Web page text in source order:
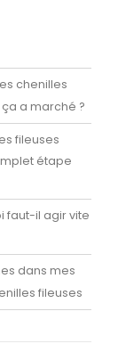
chenilles
a marché ?
fileuses
étape
faut-il agir vite
dans mes
fileuses